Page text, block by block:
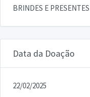
BRINDES E PRESENTES
Data da Doação
22/02/2025